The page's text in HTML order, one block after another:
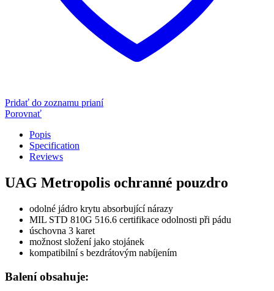
Pridať do zoznamu prianí
Porovnať
Popis
Specification
Reviews
UAG Metropolis ochranné pouzdro
odolné jádro krytu absorbující nárazy
MIL STD 810G 516.6 certifikace odolnosti při pádu
úschovna 3 karet
možnost složení jako stojánek
kompatibilní s bezdrátovým nabíjením
Balení obsahuje: